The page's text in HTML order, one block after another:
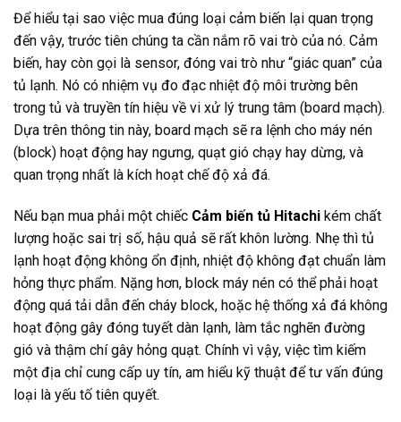
Để hiểu tại sao việc mua đúng loại cảm biến lại quan trọng
đến vậy, trước tiên chúng ta cần nắm rõ vai trò của nó. Cảm
biến, hay còn gọi là sensor, đóng vai trò như “giác quan” của
tủ lạnh. Nó có nhiệm vụ đo đạc nhiệt độ môi trường bên
trong tủ và truyền tín hiệu về vi xử lý trung tâm (board mạch).
Dựa trên thông tin này, board mạch sẽ ra lệnh cho máy nén
(block) hoạt động hay ngưng, quạt gió chạy hay dừng, và
quan trọng nhất là kích hoạt chế độ xả đá.
Nếu bạn mua phải một chiếc Cảm biến tủ Hitachi kém chất
lượng hoặc sai trị số, hậu quả sẽ rất khôn lường. Nhẹ thì tủ
lạnh hoạt động không ổn định, nhiệt độ không đạt chuẩn làm
hỏng thực phẩm. Nặng hơn, block máy nén có thể phải hoạt
động quá tải dẫn đến cháy block, hoặc hệ thống xả đá không
hoạt động gây đóng tuyết dàn lạnh, làm tắc nghẽn đường
gió và thậm chí gây hỏng quạt. Chính vì vậy, việc tìm kiếm
một địa chỉ cung cấp uy tín, am hiểu kỹ thuật để tư vấn đúng
loại là yếu tố tiên quyết.